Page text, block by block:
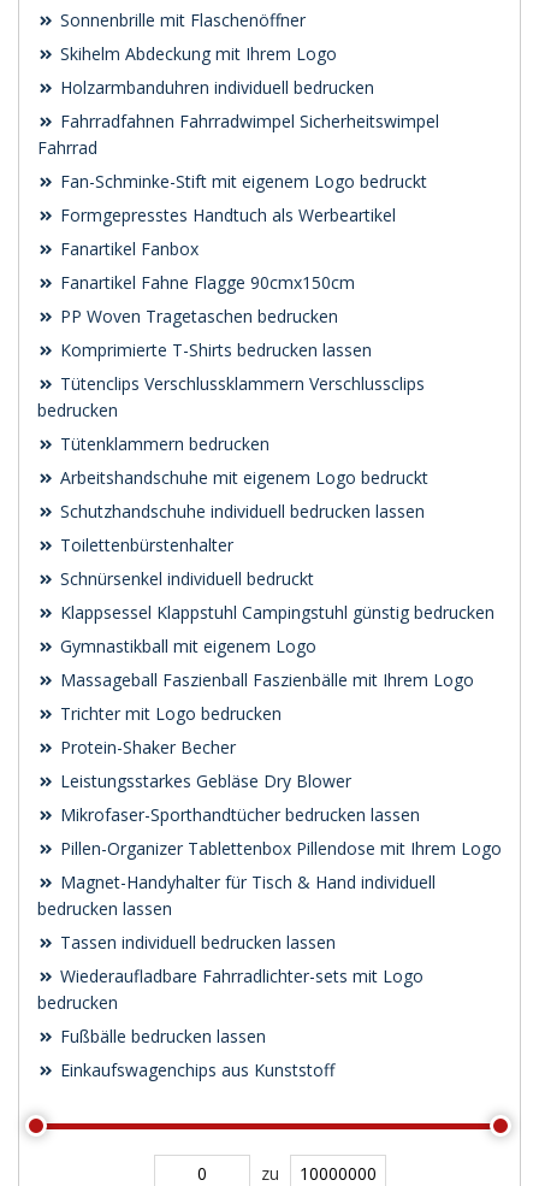
Sonnenbrille mit Flaschenöffner
Skihelm Abdeckung mit Ihrem Logo
Holzarmbanduhren individuell bedrucken
Fahrradfahnen Fahrradwimpel Sicherheitswimpel
Fahrrad
Fan-Schminke-Stift mit eigenem Logo bedruckt
Formgepresstes Handtuch als Werbeartikel
Fanartikel Fanbox
Fanartikel Fahne Flagge 90cmx150cm
PP Woven Tragetaschen bedrucken
Komprimierte T-Shirts bedrucken lassen
Tütenclips Verschlussklammern Verschlussclips
bedrucken
Tütenklammern bedrucken
Arbeitshandschuhe mit eigenem Logo bedruckt
Schutzhandschuhe individuell bedrucken lassen
Toilettenbürstenhalter
Schnürsenkel individuell bedruckt
Klappsessel Klappstuhl Campingstuhl günstig bedrucken
Gymnastikball mit eigenem Logo
Massageball Faszienball Faszienbälle mit Ihrem Logo
Trichter mit Logo bedrucken
Protein-Shaker Becher
Leistungsstarkes Gebläse Dry Blower
Mikrofaser-Sporthandtücher bedrucken lassen
Pillen-Organizer Tablettenbox Pillendose mit Ihrem Logo
Magnet-Handyhalter für Tisch & Hand individuell
bedrucken lassen
Tassen individuell bedrucken lassen
Wiederaufladbare Fahrradlichter-sets mit Logo
bedrucken
Fußbälle bedrucken lassen
Einkaufswagenchips aus Kunststoff
zu